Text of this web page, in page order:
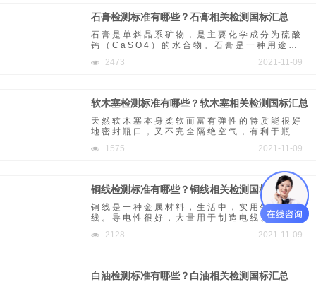
石膏检测标准有哪些？石膏相关检测国标汇总
石膏是单斜晶系矿物，是主要化学成分为硫酸
钙（CaSO4）的水合物。石膏是一种用途广
2473 2021-11-09
软木塞检测标准有哪些？软木塞相关检测国标汇总
天然软木塞本身柔软而富有弹性的特质能很好
地密封瓶口，又不完全隔绝空气，有利于瓶中
加醇香圆润。
1575 2021-11-09
铜线检测标准有哪些？铜线相关检测国标汇总
铜线是一种金属材料，生活中，实用铜线做导
线。导电性很好，大量用于制造电线、电缆、
的磁学仪器、仪表，如罗盘、航空仪表等。
2128 2021-11-09
白油检测标准有哪些？白油相关检测国标汇总